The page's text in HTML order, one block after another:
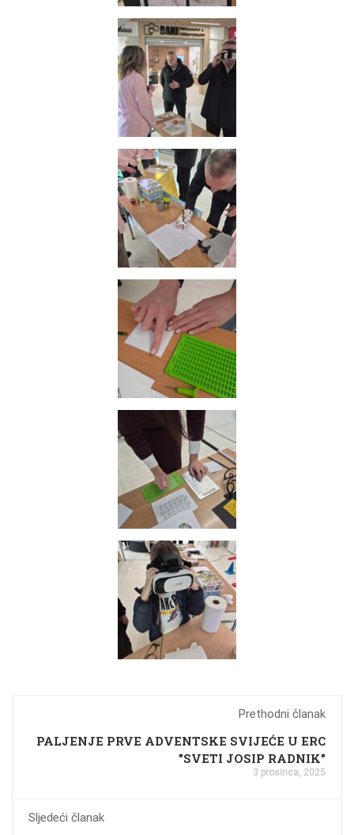
Prethodni članak
PALJENJE PRVE ADVENTSKE SVIJEĆE U ERC
"SVETI JOSIP RADNIK"
3 prosinca, 2025
Sljedeći članak